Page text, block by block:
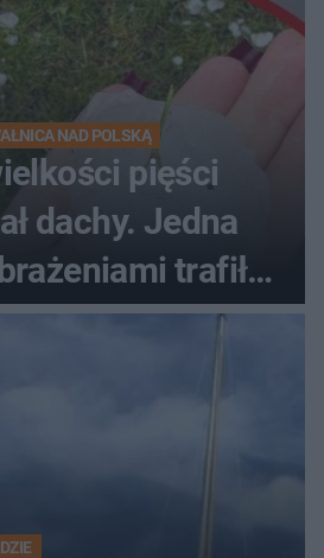
NAD POLSKĄ
pięści
dachy. Jedna
trafiła
szpitala